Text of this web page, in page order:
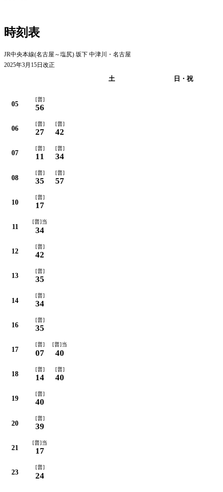
時刻表
JR中央本線(名古屋～塩尻) 坂下 中津川・名古屋
2025年3月15日改正
土 日・祝
05
[普]
56
06
[普]
27
[普]
42
07
[普]
11
[普]
34
08
[普]
35
[普]
57
10
[普]
17
11
[普]当
34
12
[普]
42
13
[普]
35
14
[普]
34
16
[普]
35
17
[普]
07
[普]当
40
18
[普]
14
[普]
40
19
[普]
40
20
[普]
39
21
[普]当
17
23
[普]
24